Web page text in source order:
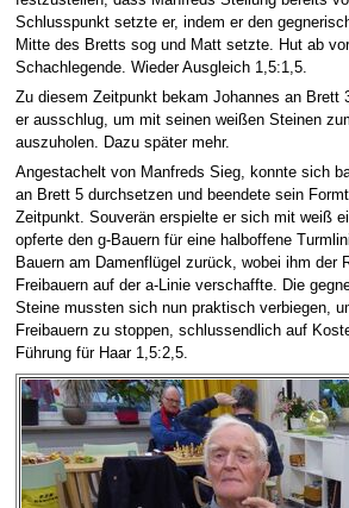
Schlusspunkt setzte er, indem er den
Mitte des Bretts sog und Matt setzte. Hut ab
Schachlegende. Wieder Ausgleich 1,5:1,5.
Zu diesem Zeitpunkt bekam Johannes an Brett
er ausschlug, um mit seinen weißen Steinen
auszuholen. Dazu später mehr.
Angestachelt von Manfreds Sieg, konnte sich
an Brett 5 durchsetzen und beendete sein
Zeitpunkt. Souverän erspielte er sich mit weiß
opferte den g-Bauern für eine halboffene
Bauern am Damenflügel zurück, wobei ihm der
Freibauern auf der a-Linie verschaffte. Die
Steine mussten sich nun praktisch verbiegen,
Freibauern zu stoppen, schlussendlich auf
Führung für Haar 1,5:2,5.